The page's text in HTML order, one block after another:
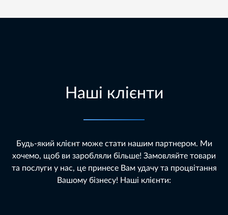
Наші клієнти
Будь-який клієнт може стати нашим партнером. Ми
хочемо, щоб ви заробляли більше! Замовляйте товари
та послуги у нас, це принесе Вам удачу та процвітання
Вашому бізнесу! Наші клієнти: